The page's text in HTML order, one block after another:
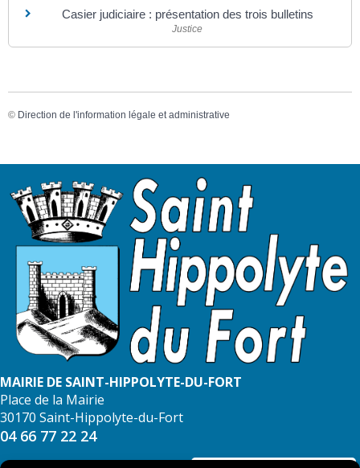
Casier judiciaire : présentation des trois bulletins
Justice
© Direction de l'information légale et administrative
MAIRIE DE SAINT-HIPPOLYTE-DU-FORT
Place de la Mairie
30170 Saint-Hippolyte-du-Fort
04 66 77 22 24